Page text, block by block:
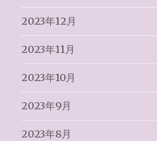
2023年12月
2023年11月
2023年10月
2023年9月
2023年8月